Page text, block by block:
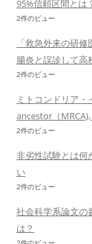
95%信頼区間とは
2件のビュー
「救急外来の研
腸炎と誤診して高
2件のビュー
ミトコンドリア
ancestor（MRCA),
2件のビュー
非劣性試験とは何
い
2件のビュー
社会科学系論文
は？